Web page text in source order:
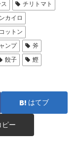
チリトマト
カイロ
ットン
ンプ
斧
餃子 鰹
はてブ
ピー